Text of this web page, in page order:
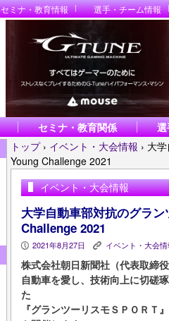
セミナ・教育情報 選手・チーム情報
セミナ・教育関係
トップ › イベント・大会情報 › 大
Young Challenge 2021
イベント・大会情報
大学自動車部対抗のグラ
Challenge 2021
P 2021年8月27日 K イベント・大会情
株式会社朝日新聞社（代表取締
自動車を愛し、技術向上に切磋
た
『グランツーリスモＳＰＯＲ